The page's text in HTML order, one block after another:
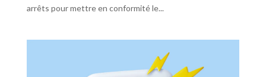
arrêts pour mettre en conformité le...